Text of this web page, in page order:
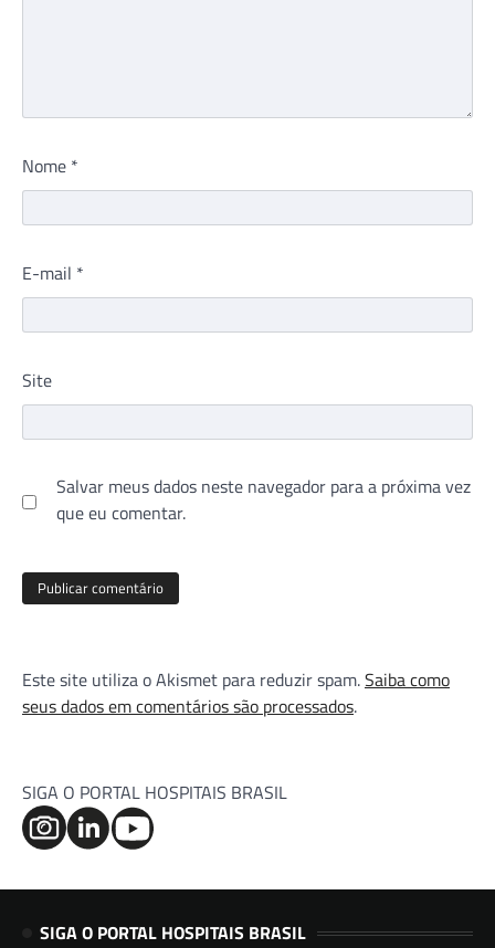
Nome *
E-mail *
Site
Salvar meus dados neste navegador para a próxima vez
que eu comentar.
Este site utiliza o Akismet para reduzir spam.Saiba como
seus dados em comentários são processados.
SIGA O PORTAL HOSPITAIS BRASIL
SIGA O PORTAL HOSPITAIS BRASIL